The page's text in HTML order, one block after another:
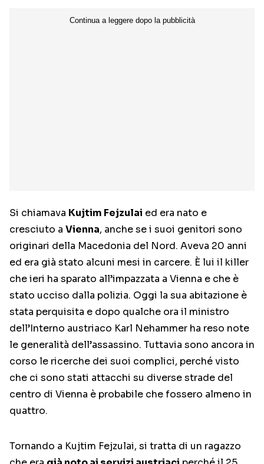
Si chiamava Kujtim Fejzulai ed era nato e
cresciuto a Vienna, anche se i suoi genitori sono
originari della Macedonia del Nord. Aveva 20 anni
ed era già stato alcuni mesi in carcere. È lui il killer
che ieri ha sparato all’impazzata a Vienna e che è
stato ucciso dalla polizia. Oggi la sua abitazione è
stata perquisita e dopo qualche ora il ministro
dell’Interno austriaco Karl Nehammer ha reso note
le generalità dell’assassino. Tuttavia sono ancora in
corso le ricerche dei suoi complici, perché visto
che ci sono stati attacchi su diverse strade del
centro di Vienna è probabile che fossero almeno in
quattro.
Tornando a Kujtim Fejzulai, si tratta di un ragazzo